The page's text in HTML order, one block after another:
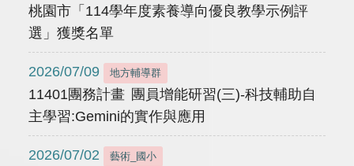
桃園市「114學年度素養導向優良教學示例評
選」獲獎名單
2026/07/09 地方輔導群
11401團務計畫 團員增能研習(三)-科技輔助自
主學習:Gemini的實作與應用
2026/07/02 藝術_國小